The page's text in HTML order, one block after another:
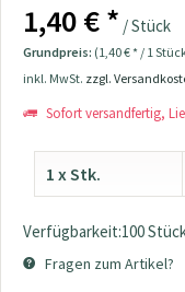
1,40 € * / Stück
Grundpreis: (1,40 € * / 1
inkl. MwSt. zzgl.
Sofort versandfertig,
Verfügbarkeit:100
Fragen zum Artikel?